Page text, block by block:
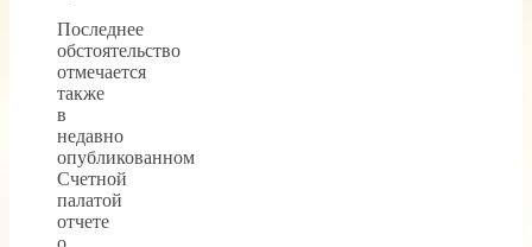
Последнее
обстоятельство
отмечается
также
в
недавно
опубликованном
Счетной
палатой
отчете
о